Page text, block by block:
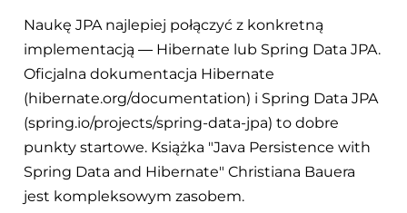
Naukę JPA najlepiej połączyć z konkretną
implementacją — Hibernate lub Spring Data JPA.
Oficjalna dokumentacja Hibernate
(hibernate.org/documentation) i Spring Data JPA
(spring.io/projects/spring-data-jpa) to dobre
punkty startowe. Książka "Java Persistence with
Spring Data and Hibernate" Christiana Bauera
jest kompleksowym zasobem.